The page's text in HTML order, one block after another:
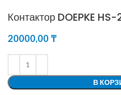
Контактор DOEPKE
20000,00₸
В